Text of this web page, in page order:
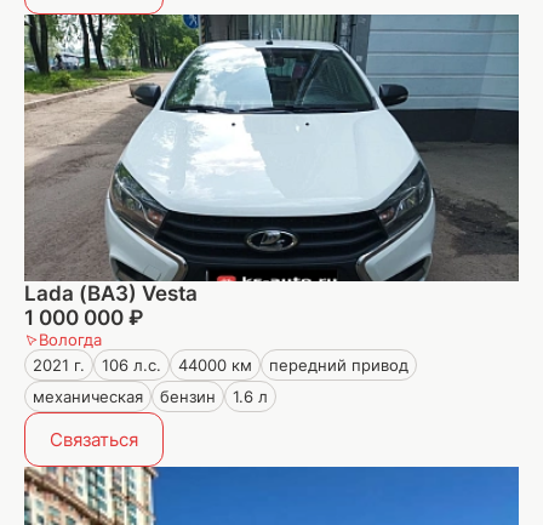
Lada (ВАЗ) Vesta
1 000 000 ₽
Вологда
2021 г.
106 л.с. 44000 км
передний привод
механическая
бензин 1.6 л
Связаться